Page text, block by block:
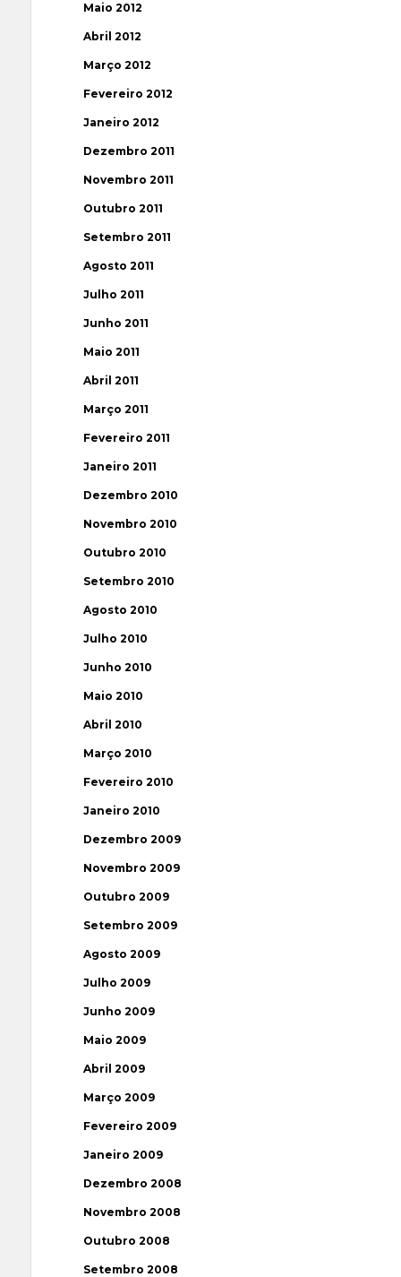
Maio 2012
Abril 2012
Março 2012
Fevereiro 2012
Janeiro 2012
Dezembro 2011
Novembro 2011
Outubro 2011
Setembro 2011
Agosto 2011
Julho 2011
Junho 2011
Maio 2011
Abril 2011
Março 2011
Fevereiro 2011
Janeiro 2011
Dezembro 2010
Novembro 2010
Outubro 2010
Setembro 2010
Agosto 2010
Julho 2010
Junho 2010
Maio 2010
Abril 2010
Março 2010
Fevereiro 2010
Janeiro 2010
Dezembro 2009
Novembro 2009
Outubro 2009
Setembro 2009
Agosto 2009
Julho 2009
Junho 2009
Maio 2009
Abril 2009
Março 2009
Fevereiro 2009
Janeiro 2009
Dezembro 2008
Novembro 2008
Outubro 2008
Setembro 2008